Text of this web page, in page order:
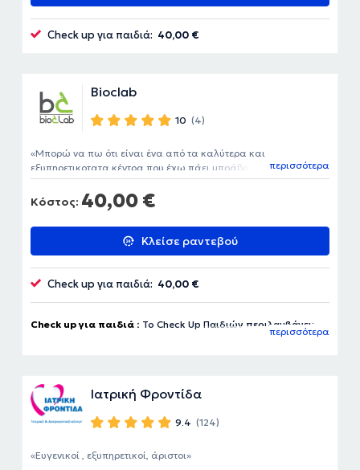
Check up για παιδιά: 40,00 €
Bioclab
10 (4)
Κόστος: 40,00 €
Κλείσε ραντεβού
Μπορώ να πω ότι είναι ένα από τα καλύτερα και
εξυπηρετικοτατα κέντρα που έχω πάει μπράβο πολλά μπράβο
είστε καταπληκτικοι! Ειδικά οι κοπέλες εξαιρετικές!
περισσότερα
Check up για παιδιά: 40,00 €
Check up για παιδιά : Το Check Up Παιδιών περιλαμβάνει:
Ολική , HDL, LDL Τριγλυκερίδια, SGOT, SGPT ,γGT , Βιταμίνη
D3.
περισσότερα
Ιατρική Φροντίδα
9.4 (124)
Ευγενικοί , εξυπηρετικοί, άριστοι